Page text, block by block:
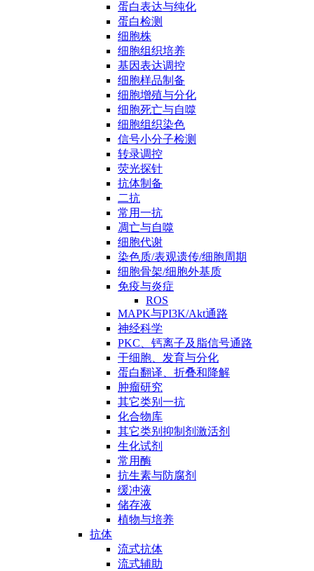
蛋白表达与纯化
蛋白检测
细胞株
细胞组织培养
基因表达调控
细胞样品制备
细胞增殖与分化
细胞死亡与自噬
细胞组织染色
信号小分子检测
转录调控
荧光探针
抗体制备
二抗
常用一抗
凋亡与自噬
细胞代谢
染色质/表观遗传/细胞周期
细胞骨架/细胞外基质
免疫与炎症
ROS
MAPK与PI3K/Akt通路
神经科学
PKC、钙离子及脂信号通路
干细胞、发育与分化
蛋白翻译、折叠和降解
肿瘤研究
其它类别一抗
化合物库
其它类别抑制剂激活剂
生化试剂
常用酶
抗生素与防腐剂
缓冲液
储存液
植物与培养
抗体
流式抗体
流式辅助